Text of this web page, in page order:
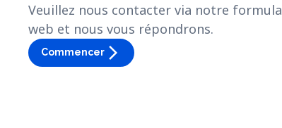
Veuillez nous contacter via notre
web et nous vous répondrons.
Commencer arrow_forward_ios